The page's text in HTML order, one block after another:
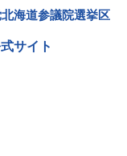
海道参議院選挙区
サイト